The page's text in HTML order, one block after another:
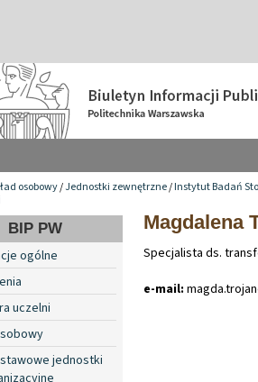
osobowy/Jednostki zewnętrzne/Instytut Badań
BIP PW
ogólne
uczelni
jednostki
Magdalena
Specjalista ds.
e-mail: magda.